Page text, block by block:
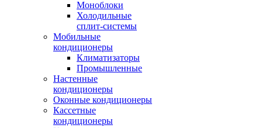
Моноблоки
Холодильные
сплит-системы
Мобильные
кондиционеры
Климатизаторы
Промышленные
Настенные
кондиционеры
Оконные кондиционеры
Кассетные
кондиционеры